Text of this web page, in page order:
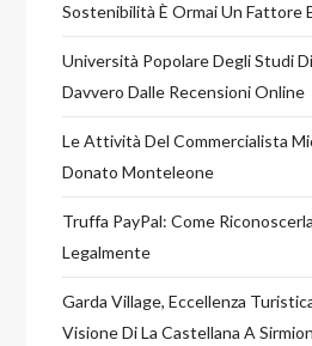
Sostenibilità È Ormai Un Fattore
Università Popolare Degli Studi
Davvero Dalle Recensioni Online
Le Attività Del Commercialista
Donato Monteleone
Truffa PayPal: Come
Legalmente
Garda Village, Eccellenza
Visione Di La Castellana A